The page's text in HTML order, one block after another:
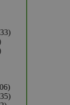
24833
1406
producten
1335